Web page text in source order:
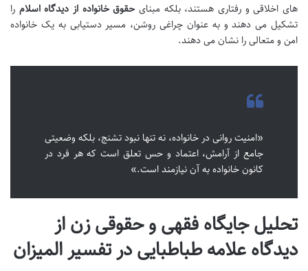
های اخلاقی و رفتاری هستند، بلکه مبنای حقوق خانواده از دیدگاه اسلام را
تشکیل می دهند و به عنوان چراغی روشن، مسیر دستیابی به یک خانواده
امن و متعالی را نشان می دهند.
«امنیت روانی در خانواده، نه تنها نبود تشنج، بلکه وضعیتی
جامع از آرامش، اعتماد و حس تعلق است که هر فرد در
کانون خانواده به آن نیازمند است.»
تحلیل جایگاه فقهی و حقوقی زن از
دیدگاه علامه طباطبایی در تفسیر المیزان